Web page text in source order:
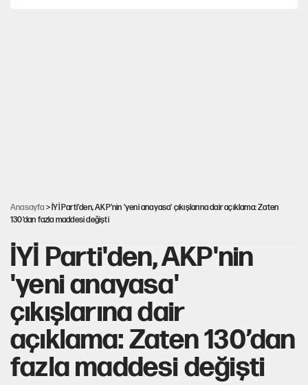
Anasayfa > İYİ Parti'den, AKP'nin 'yeni anayasa' çıkışlarına dair açıklama: Zaten
130’dan fazla maddesi değişti
İYİ Parti'den, AKP'nin
'yeni anayasa'
çıkışlarına dair
açıklama: Zaten 130’dan
fazla maddesi değişti